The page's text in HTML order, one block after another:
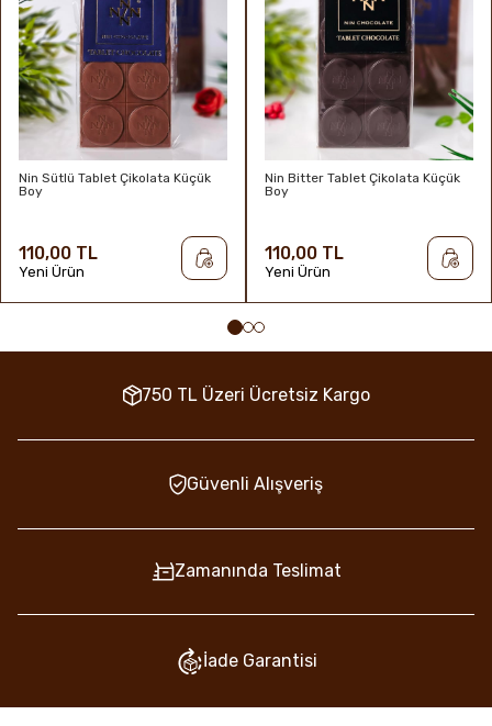
Raf Ömrü & Saklama Koşulları
1 Yıl / 16-22°C Serin, kuru, direkt güneş ışığından
uzakta ve kokusuz yerde muhafaza edilmelidir.
Nin Sütlü Tablet Çikolata Küçük
Boy
110,00 TL
Yeni Ürün
Nin Bitter Tablet Çikolata Küçük
Boy
110,00 TL
Yeni Ürün
750 TL Üzeri Ücretsiz Kargo
Güvenli Alışveriş
Zamanında Teslimat
İade Garantisi